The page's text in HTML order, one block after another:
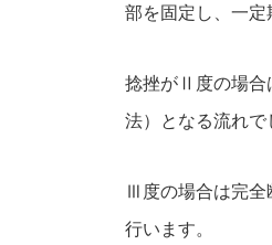
部を固定し、 一定
捻挫がⅡ度の場合
法）となる流れで
Ⅲ度の場合は完全
行います。